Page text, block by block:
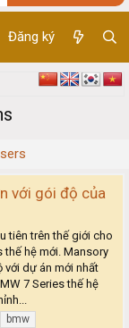
Đăng ký
với gói độ của
tiên trên thế giới cho
thế hệ mới. Mansory
với dự án mới nhất
7 Series thế hệ
bmw